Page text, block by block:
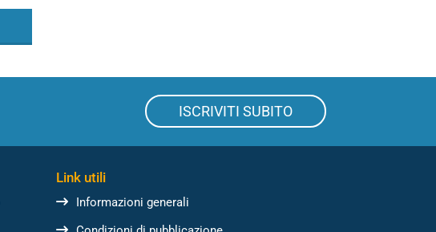
ISCRIVITI SUBITO
Link utili
Informazioni generali